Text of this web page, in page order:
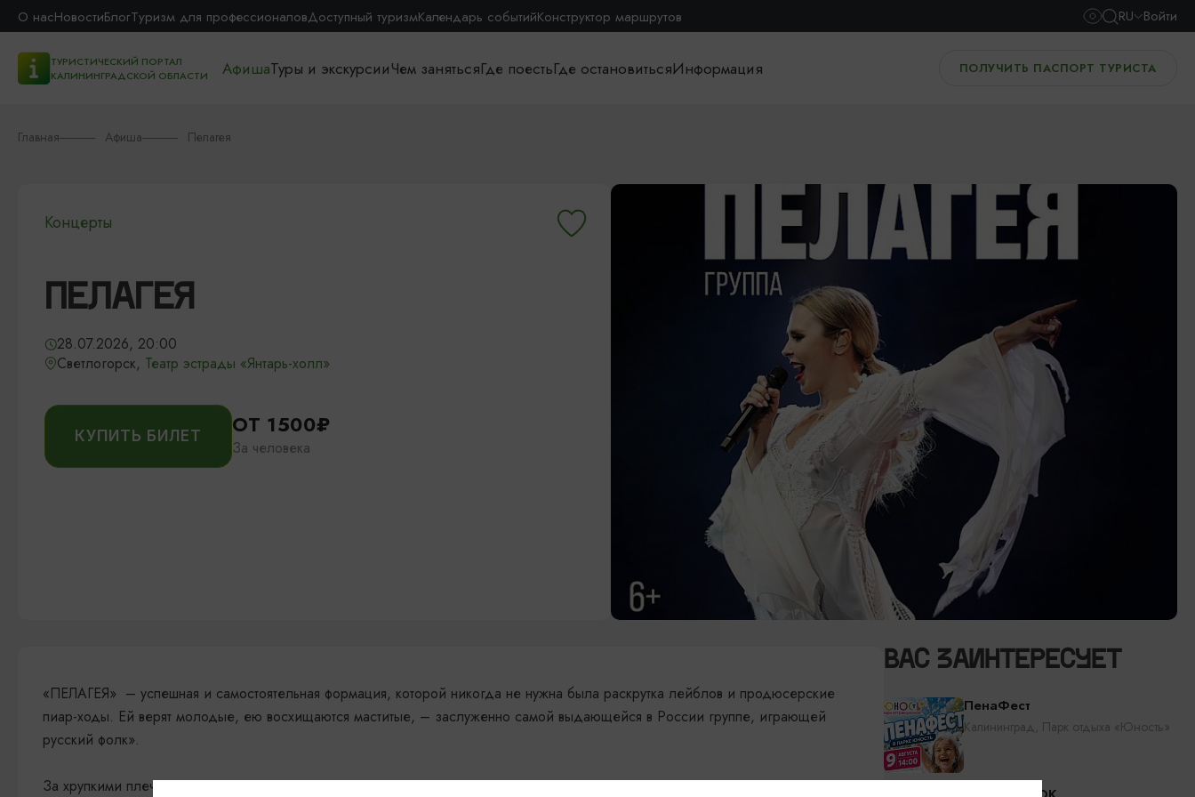
О насНовостиБлогТуризм для профессионаловДоступный туризмКалендарь событийКонструктор маршрутов RU Войти
ТУРИСТИЧЕСКИЙ ПОРТАЛ
КАЛИНИНГРАДСКОЙ ОБЛАСТИ
АфишаТуры и экскурсииЧем занятьсяГде поестьГде остановитьсяИнформация ПОЛУЧИТЬ ПАСПОРТ ТУРИСТА
Главная Афиша Пелагея
Концерты
ПЕЛАГЕЯ
28.07.2026, 20:00
Светлогорск, Театр эстрады «Янтарь-холл»
КУПИТЬ БИЛЕТ ОТ 1500₽
За человека
«ПЕЛАГЕЯ» – успешная и самостоятельная формация, которой никогда не нужна была раскрутка лейблов и продюсерские
пиар-ходы. Ей верят молодые, ею восхищаются маститые, – заслуженно самой выдающейся в России группе, играющей
русский фолк».
За хрупкими плечами молодой артистки длинный и захватывающий путь от народницы-вундеркинда до звания Заслуженной
ВАС ЗАИНТЕРЕСУЕТ
ПенаФест
Калининград, Парк отдыха «Юность»